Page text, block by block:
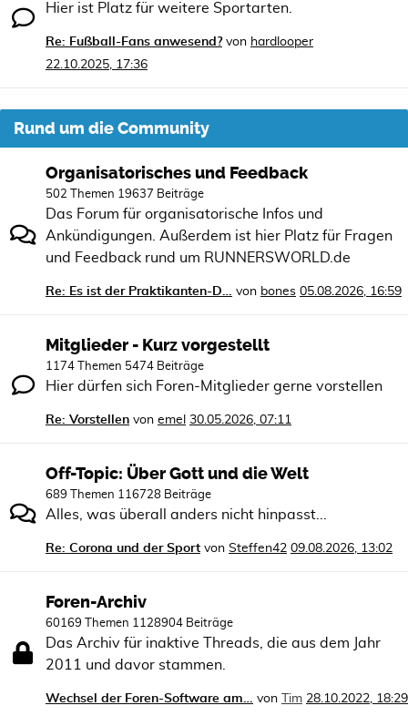
Hier ist Platz für weitere Sportarten.
Re: Fußball-Fans anwesend?von hardlooper
22.10.2025, 17:36
Rund um die Community
Organisatorisches und Feedback
502 Themen 19637 Beiträge
Das Forum für organisatorische Infos und
Ankündigungen. Außerdem ist hier Platz für Fragen
und Feedback rund um RUNNERSWORLD.de
Re: Es ist der Praktikanten-D… von bones 05.08.2026, 16:59
Mitglieder - Kurz vorgestellt
1174 Themen 5474 Beiträge
Hier dürfen sich Foren-Mitglieder gerne vorstellen
Re: Vorstellen von emel 30.05.2026, 07:11
Off-Topic: Über Gott und die Welt
689 Themen 116728 Beiträge
Alles, was überall anders nicht hinpasst...
Re: Corona und der Sport von Steffen42 09.08.2026, 13:02
Foren-Archiv
60169 Themen 1128904 Beiträge
Das Archiv für inaktive Threads, die aus dem Jahr
2011 und davor stammen.
Wechsel der Foren-Software am… von Tim 28.10.2022, 18:29